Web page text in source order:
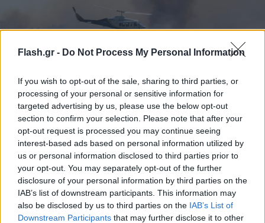
Flash.gr - Do Not Process My Personal Information
If you wish to opt-out of the sale, sharing to third parties, or
processing of your personal or sensitive information for
targeted advertising by us, please use the below opt-out
section to confirm your selection. Please note that after your
opt-out request is processed you may continue seeing
interest-based ads based on personal information utilized by
us or personal information disclosed to third parties prior to
your opt-out. You may separately opt-out of the further
disclosure of your personal information by third parties on the
IAB’s list of downstream participants. This information may
also be disclosed by us to third parties on the IAB’s List of
Downstream Participants that may further disclose it to other
«Hot-dry-windy»: Το καιρικό κοκτέιλ που
προκαλεί συναγερμό για φωτιές το επόμενο
48ωρο
08.08.2026